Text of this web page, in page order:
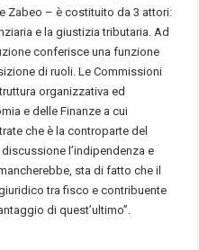
Zabeo – è costituito da 3 attori:
e la giustizia tributaria. Ad
conferisce una funzione
di ruoli. Le Commissioni
organizzativa ed
e delle Finanze a cui
che è la controparte del
l’indipendenza e
sta di fatto che il
tra fisco e contribuente
di quest’ultimo”.